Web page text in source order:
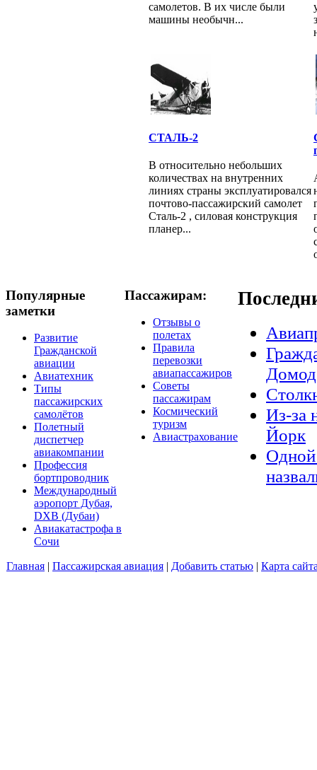
самолетов. В их числе были
машины необычн...
СТАЛЬ-2
В относительно небольших
количествах на внутренних
линиях страны эксплуатировался
почтово-пассажирский самолет
Cтaль-2 , силовая конструкция
планер...
Популярные
заметки
Развитие
Гражданской
авиации
Авиатехник
Типы
пассажирских
самолётов
Полетный
диспетчер
авиакомпании
Профессия
бортпроводник
Международный
аэропорт Дубая,
DXB (Дубаи)
Авиакатастрофа в
Сочи
Пассажирам:
Отзывы о
полетах
Правила
перевозки
авиапассажиров
Советы
пассажирам
Космический
туризм
Авиастрахование
Из-за
Йорк
Одной
Главная | Пассажирская авиация | Добавить статью | Карта